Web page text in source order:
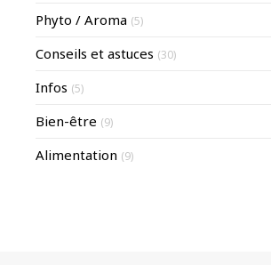
Phyto / Aroma (5)
Conseils et astuces (30)
Infos (5)
Bien-être (9)
Alimentation (9)